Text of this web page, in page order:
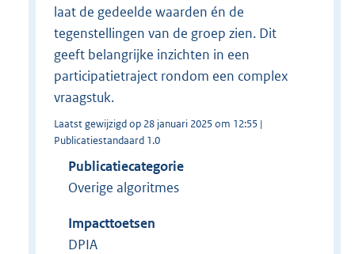
laat de gedeelde waarden én de
tegenstellingen van de groep zien. Dit
geeft belangrijke inzichten in een
participatietraject rondom een complex
vraagstuk.
Laatst gewijzigd op 28 januari 2025 om 12:55 |
Publicatiestandaard 1.0
Publicatiecategorie
Overige algoritmes
Impacttoetsen
DPIA